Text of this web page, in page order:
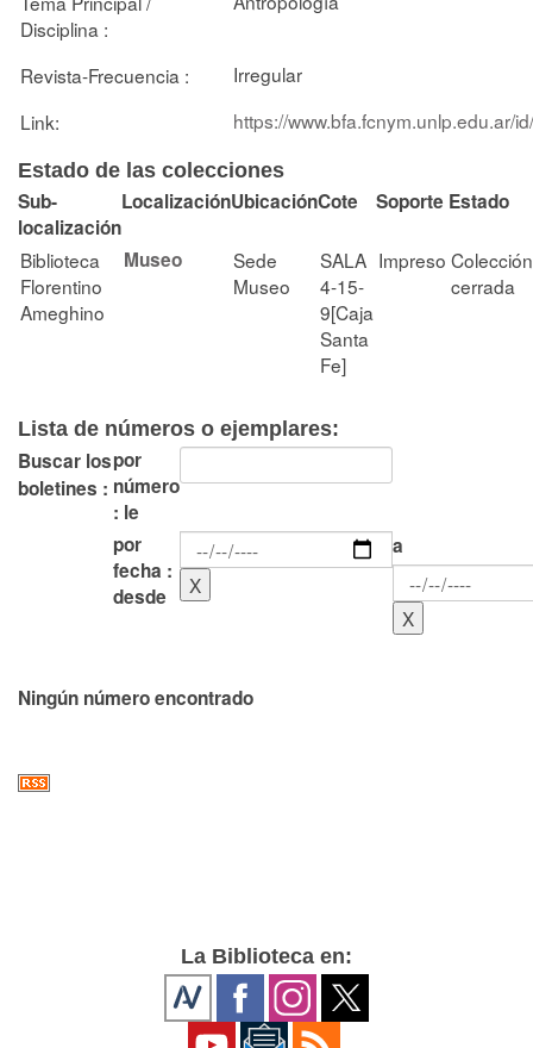
Disciplina :
Revista-Frecuencia :
Irregular
Link:
https://www.bfa.fcnym.unlp.edu.ar/
Estado de las colecciones
Sub-
localización
LocalizaciónUbicaciónCote Soporte Estado
Biblioteca
Florentino
Ameghino
Museo
Sede
Museo
SALA
4-15-
9[Caja
Santa
Fe]
Impreso Colección
cerrada
Lista de números o ejemplares:
Buscar los
boletines :
por
número
: le
por
fecha :
desde
a
Ningún número encontrado
La Biblioteca en: